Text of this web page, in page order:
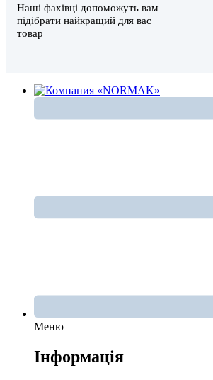
Наші фахівці допоможуть вам
підібрати найкращий для вас
товар
Меню
Інформація